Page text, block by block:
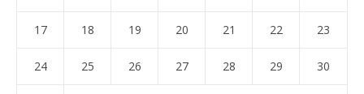
17 18 19 20 21 22 23
24 25 26 27 28 29 30